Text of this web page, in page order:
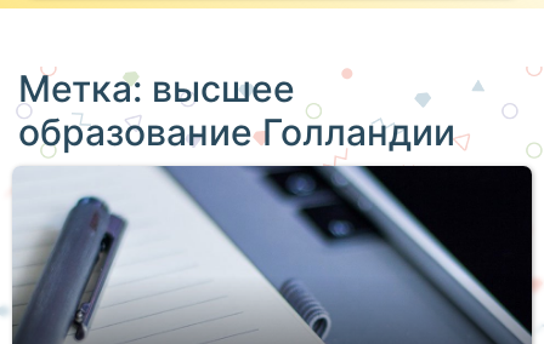
Метка: высшее
образование Голландии